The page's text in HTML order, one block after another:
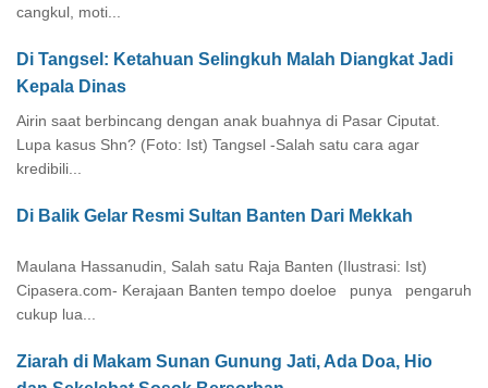
cangkul, moti...
Di Tangsel: Ketahuan Selingkuh Malah Diangkat Jadi
Kepala Dinas
Airin saat berbincang dengan anak buahnya di Pasar Ciputat.
Lupa kasus Shn? (Foto: Ist) Tangsel -Salah satu cara agar
kredibili...
Di Balik Gelar Resmi Sultan Banten Dari Mekkah
Maulana Hassanudin, Salah satu Raja Banten (Ilustrasi: Ist)
Cipasera.com- Kerajaan Banten tempo doeloe punya pengaruh
cukup lua...
Ziarah di Makam Sunan Gunung Jati, Ada Doa, Hio